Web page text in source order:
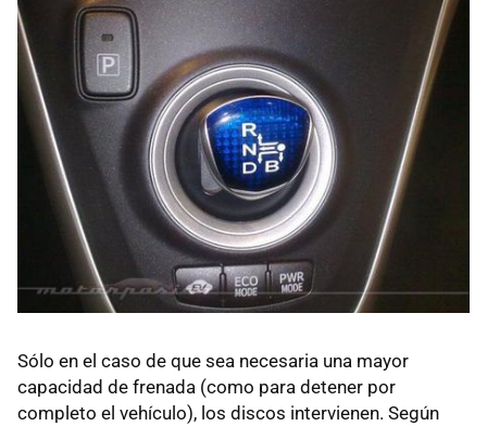
Sólo en el caso de que sea necesaria una mayor
capacidad de frenada (como para detener por
completo el vehículo), los discos intervienen. Según